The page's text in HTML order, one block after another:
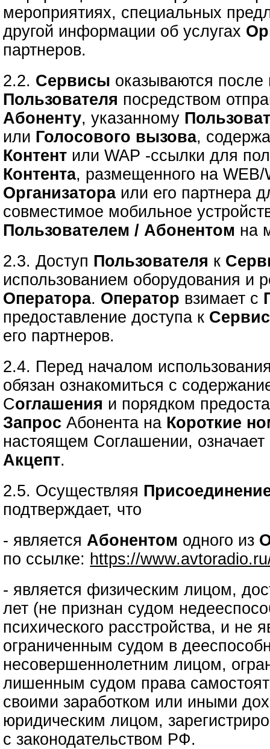
мероприятиях, специальных
другой информации об услугах
партнеров.
2.2. Сервисы оказываются
Пользователя посредством
Абоненту, указанному
или Голосового вызова,
Контент или WAP -ссылки для
Контента, размещенного на WEB/
Организатораили его партнера
совместимое мобильное
Пользователем / Абонентом на
2.3. Доступ Пользователя к
использованием оборудования и
Оператора. Оператор взимает с
предоставление доступа к
его партнеров.
2.4. Перед началом
обязан ознакомиться с
Соглашения и порядком
ЗапросАбонента на Короткие
настоящем Соглашении, означает
Акцепт.
2.5. Осуществляя
подтверждает, что
- являетсяАбонентом одного из
по ссылке: https://
- является физическим лицом,
лет (не признан судом
психического расстройства, и не
ограниченным судом в
несовершеннолетним лицом,
лишенным судом права
своими заработком или иными
юридическим лицом,
с законодательством РФ.